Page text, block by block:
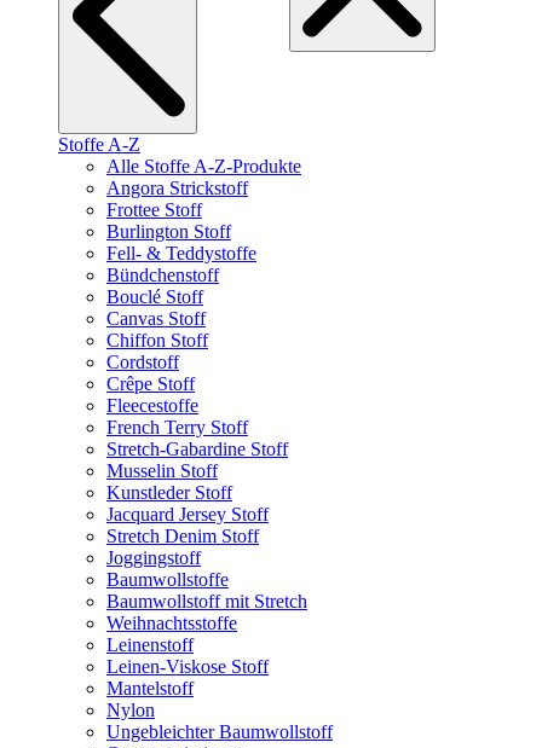
Stoffe A-Z
Alle Stoffe A-Z-Produkte
Angora Strickstoff
Frottee Stoff
Burlington Stoff
Fell- & Teddystoffe
Bündchenstoff
Bouclé Stoff
Canvas Stoff
Chiffon Stoff
Cordstoff
Crêpe Stoff
Fleecestoffe
French Terry Stoff
Stretch-Gabardine Stoff
Musselin Stoff
Kunstleder Stoff
Jacquard Jersey Stoff
Stretch Denim Stoff
Joggingstoff
Baumwollstoffe
Baumwollstoff mit Stretch
Weihnachtsstoffe
Leinenstoff
Leinen-Viskose Stoff
Mantelstoff
Nylon
Ungebleichter Baumwollstoff